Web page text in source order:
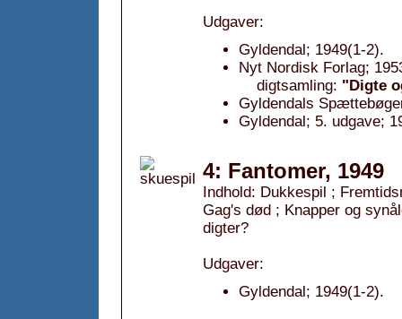
Udgaver:
Gyldendal; 1949(1-2).
Nyt Nordisk Forlag;
digtsamling: "Digte
Gyldendals
Gyldendal; 5. udgave;
4: Fantomer, 1949
Indhold: Dukkespil ;
Gag's død ; Knapper og
digter?
Udgaver:
Gyldendal; 1949(1-2).